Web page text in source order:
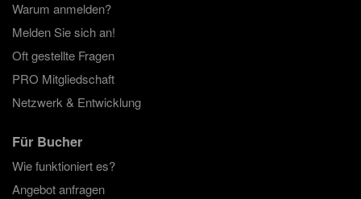
Warum anmelden?
Melden Sie sich an!
Oft gestellte Fragen
PRO Mitgliedschaft
Netzwerk & Entwicklung
Für Bucher
Wie funktioniert es?
Angebot anfragen